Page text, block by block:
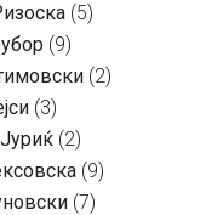
(5)
(9)
(2)
(3)
(2)
(9)
(7)